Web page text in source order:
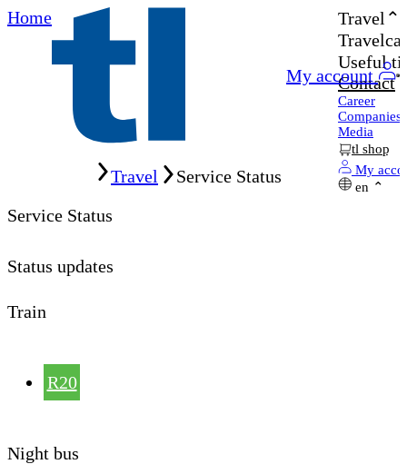
Home
My account
Travel
Useful
Contact
Career
Companies
Media
tl shop
My
en
Travel
Service Status
Service Status
Status updates
Train
R20
Night bus